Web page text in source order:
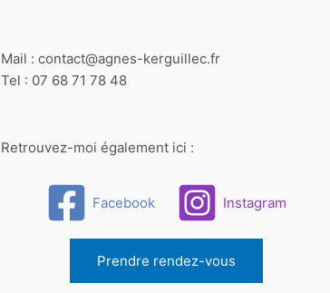
Mail : contact@agnes-kerguillec.fr
Tel : 07 68 71 78 48
Retrouvez-moi également ici :
Facebook Instagram
Prendre rendez-vous